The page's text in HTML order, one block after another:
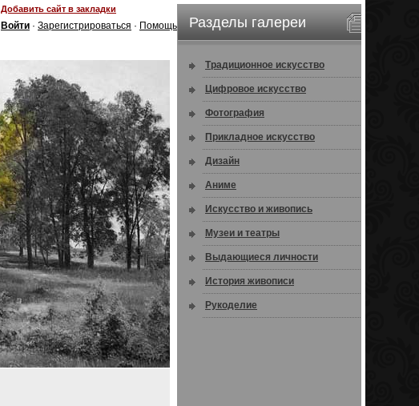
Добавить сайт в закладки
Войти · Зарегистрироваться · Помощь Разделы галереи
Традиционное искусство
Цифровое искусство
Фотография
Прикладное искусство
Дизайн
Аниме
Искусство и живопись
Музеи и театры
Выдающиеся личности
История живописи
Рукоделие